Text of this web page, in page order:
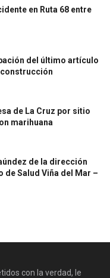
en Ruta 68 entre
del último artículo
de La Cruz por sitio
marihuana
de la dirección
de Salud Viña del Mar –
con la verdad, le